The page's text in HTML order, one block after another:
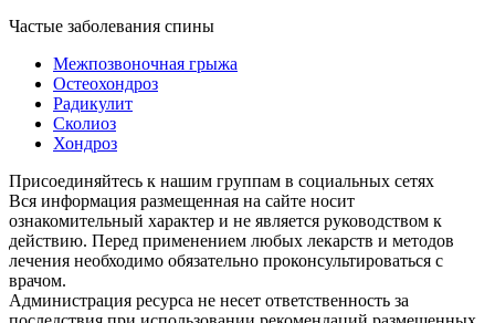
Частые заболевания спины
Межпозвоночная грыжа
Остеохондроз
Радикулит
Сколиоз
Хондроз
Присоединяйтесь к нашим группам в социальных сетях
Вся информация размещенная на сайте носит
ознакомительный характер и не является руководством к
действию. Перед применением любых лекарств и методов
лечения необходимо обязательно проконсультироваться с
врачом.
Администрация ресурса не несет ответственность за